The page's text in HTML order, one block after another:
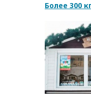
Более 300